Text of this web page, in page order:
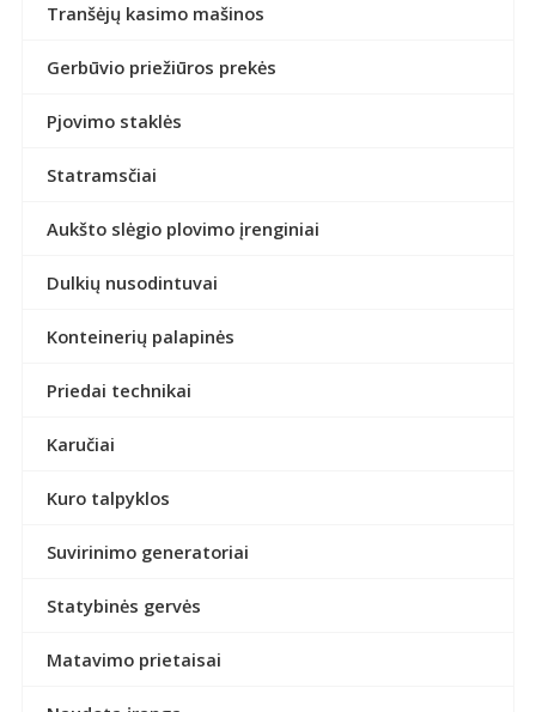
Tranšėjų kasimo mašinos
Gerbūvio priežiūros prekės
Pjovimo staklės
Statramsčiai
Aukšto slėgio plovimo įrenginiai
Dulkių nusodintuvai
Konteinerių palapinės
Priedai technikai
Karučiai
Kuro talpyklos
Suvirinimo generatoriai
Statybinės gervės
Matavimo prietaisai